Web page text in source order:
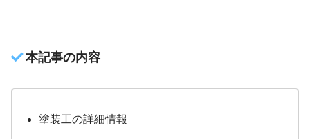
本記事の内容
塗装工の詳細情報